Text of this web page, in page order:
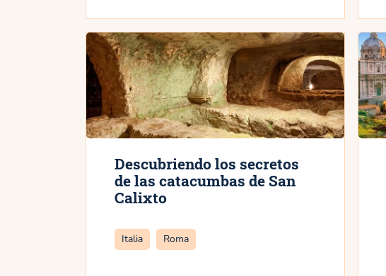
Descubriendo los secretos
de las catacumbas de San
Calixto
Categorías
Italia Roma